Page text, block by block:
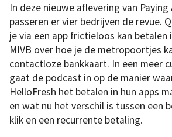
In deze nieuwe aflevering van
passeren er vier bedrijven de revue.
je via een app frictieloos kan betalen
MIVB over hoe je de metropoortjes
contactloze bankkaart. In een meer
gaat de podcast in op de manier
HelloFresh het betalen in hun apps
en wat nu het verschil is tussen een
klik en een recurrente betaling.